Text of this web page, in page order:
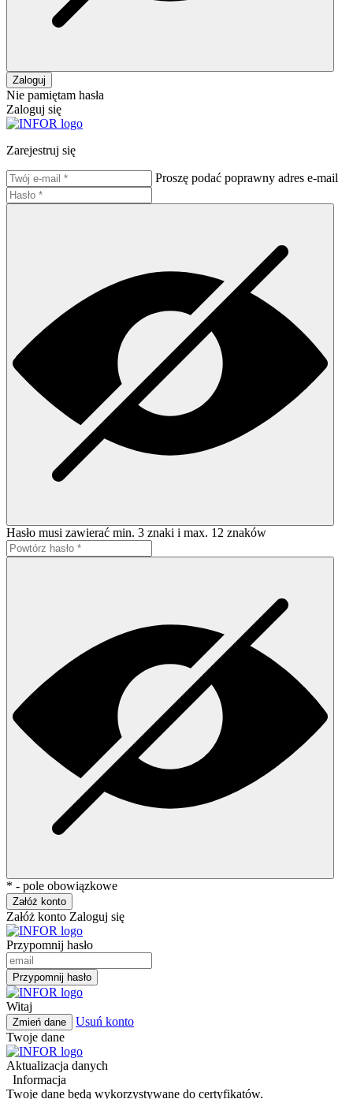
Zaloguj
Nie pamiętam hasła
Zaloguj się
Zarejestruj się
Proszę podać poprawny adres e-mail
Hasło musi zawierać min. 3 znaki i max. 12 znaków
* - pole obowiązkowe
Załóż konto
Załóż konto Zaloguj się
Przypomnij hasło
Przypomnij hasło
Witaj
Zmień dane
Usuń konto
Twoje dane
Aktualizacja danych
Informacja
Twoje dane będą wykorzystywane do certyfikatów.